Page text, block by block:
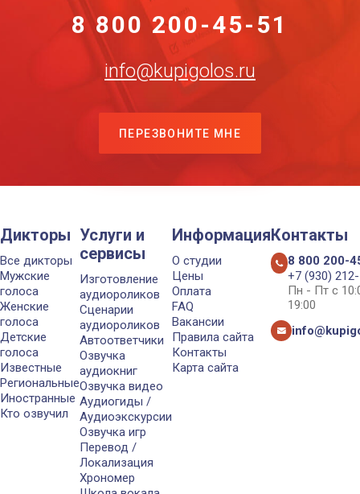
8 800 200-45-51
info@kupigolos.ru
ПЕРЕЗВОНИТЕ МНЕ
Дикторы
Все дикторы
Мужские
голоса
Женские
голоса
Детские
голоса
Известные
Региональные
Иностранные
Кто озвучил
Услуги и
сервисы
Изготовление
аудиороликов
Сценарии
аудиороликов
Автоответчики
Озвучка
аудиокниг
Озвучка видео
Аудиогиды /
Аудиоэкскурсии
Озвучка игр
Перевод /
Локализация
Хрономер
Информация
О студии
Цены
Оплата
FAQ
Вакансии
Правила сайта
Контакты
Карта сайта
Контакты
8 800 200-
+7 (930)
Пн - Пт с
19:00